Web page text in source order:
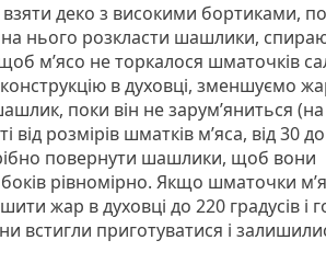
деко з високими бортиками,
на нього розкласти шашлики,
м’ясо не торкалося шматочків
в духовці, зменшуємо
поки він не зарум’яниться
від розмірів шматків м’яса, від 30
повернути шашлики, щоб вони
боків рівномірно. Якщо шматочки
жар в духовці до 220 градусів і
встигли приготуватися і